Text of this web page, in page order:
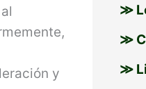
y
≫
≫
≫